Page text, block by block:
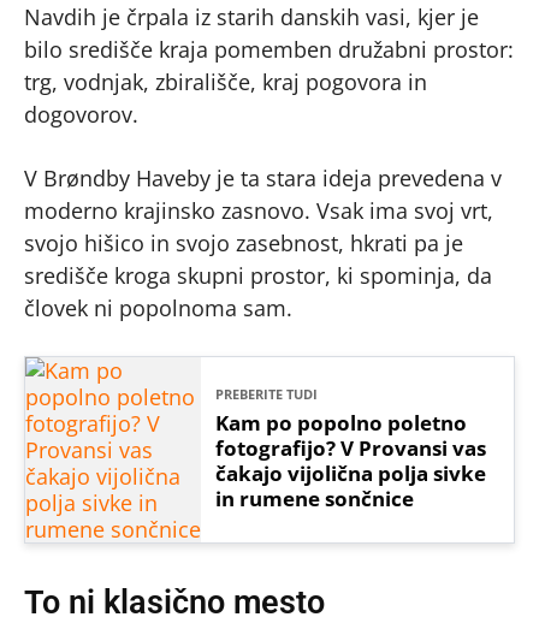
Navdih je črpala iz starih danskih vasi, kjer je
bilo središče kraja pomemben družabni prostor:
trg, vodnjak, zbirališče, kraj pogovora in
dogovorov.
V Brøndby Haveby je ta stara ideja prevedena v
moderno krajinsko zasnovo. Vsak ima svoj vrt,
svojo hišico in svojo zasebnost, hkrati pa je
središče kroga skupni prostor, ki spominja, da
človek ni popolnoma sam.
PREBERITE TUDI
Kam po popolno poletno
fotografijo? V Provansi vas
čakajo vijolična polja sivke
in rumene sončnice
To ni klasično mesto